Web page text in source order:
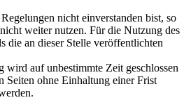
nicht einverstanden bist, so
weiter nutzen. Für die Nutzung des
die an dieser Stelle veröffentlichten
wird auf unbestimmte Zeit geschlossen
Seiten ohne Einhaltung einer Frist